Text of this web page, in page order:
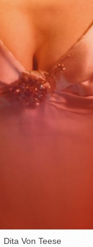
Dita Von Teese